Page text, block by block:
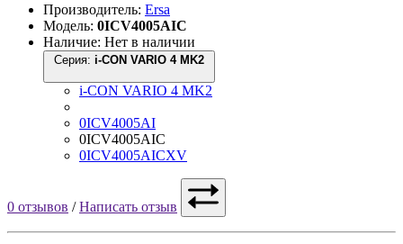
Производитель: Ersa
Модель: 0ICV4005AIC
Наличие: Нет в наличии
Серия:
i-CON VARIO 4 MK2
0ICV4005AI
0ICV4005AIC
0ICV4005AICXV
0 отзывов /Написать отзыв